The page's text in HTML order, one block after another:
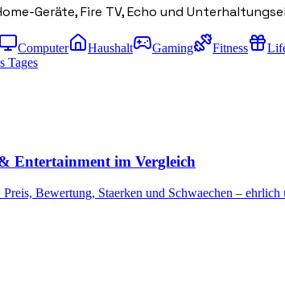
Geräte, Fire TV, Echo und
Computer Haushalt Gaming Fitness
Tages
Entertainment im Vergleich
Bewertung, Staerken und Schwaechen –